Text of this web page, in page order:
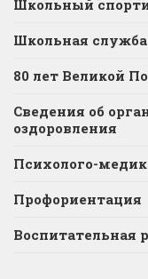
Школьный
Школьная
80 лет Великой
Сведения об
оздоровления
Психолого-
Профориентация
Воспитательная